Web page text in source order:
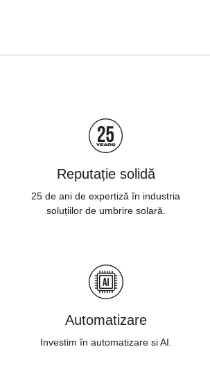
Reputație solidă
25 de ani de expertiză în industria
soluțiilor de umbrire solară.
Automatizare
Investim în automatizare si AI.